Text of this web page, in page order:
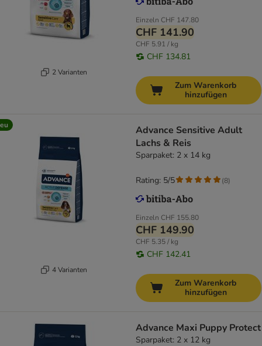
2 Varianten
Einzeln CHF 147.80
CHF 141.90
CHF 5.91 / kg
CHF 134.81
Zum Warenkorb
hinzufügen
4 Varianten
Advance Sensitive Adult
Lachs & Reis
Sparpaket: 2 x 14 kg
Einzeln CHF 155.80
CHF 149.90
CHF 5.35 / kg
CHF 142.41
Rating: 5/5 (8)
Zum Warenkorb
hinzufügen
Advance Maxi Puppy Protect
Sparpaket: 2 x 12 kg